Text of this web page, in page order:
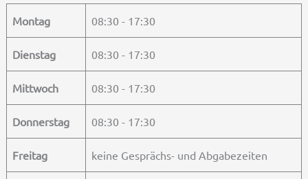
Montag 08:30 - 17:30
Dienstag 08:30 - 17:30
Mittwoch 08:30 - 17:30
Donnerstag 08:30 - 17:30
Freitag keine Gesprächs- und Abgabezeiten